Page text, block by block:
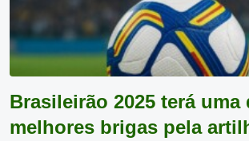
Brasileirão 2025 terá uma
melhores brigas pela